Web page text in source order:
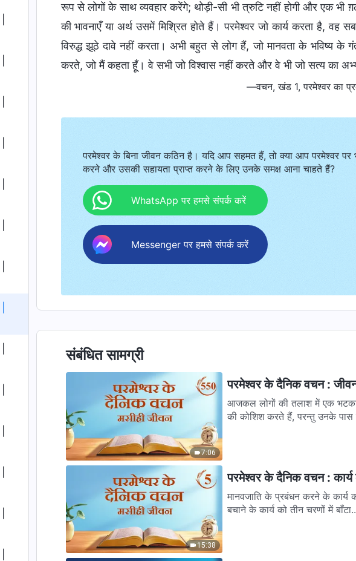
रूप से लोगों के साथ व्यवहार करेंगे; थोड़ी-सी भी त्रुटि नहीं होगी और एक भी
की भावनाएँ या अर्थ उसमें मिश्रित होते हैं। परमेश्वर जो कार्य करता है, वह
विरुद्ध झूठे दावे नहीं करता। अभी बहुत से लोग हैं, जो मानवता के भविष्य
करते, जो मैं कहता हूँ। वे सभी जो विश्वास नहीं करते और वे भी जो सत्य का
—वचन, खंड 1, परमेश्वर का
परमेश्वर के बिना जीवन कठिन है। यदि आप सहमत हैं, तो क्या आप परमेश्वर पर
करने और उसकी सहायता प्राप्त करने के लिए उनके समक्ष आना चाहते हैं?
WhatsApp पर हमसे संपर्क करें
Messenger पर हमसे संपर्क करें
संबंधित सामग्री
7:06
परमेश्वर के दैनिक वचन :
आजकल लोगों की तलाश में एक
की कोशिश करते हैं, परन्तु उनके पास
15:38
परमेश्वर के दैनिक वचन :
मानवजाति के प्रबंधन करने के कार्य
बचाने के कार्य को तीन चरणों में